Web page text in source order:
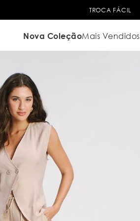
TROCA FÁCIL
Nova ColeçãoMais Vendidos